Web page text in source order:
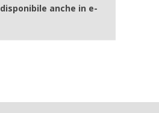
disponibile anche in e-